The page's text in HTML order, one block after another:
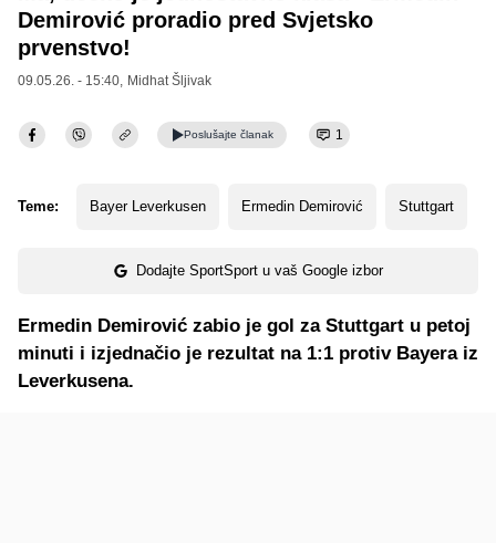
Demirović proradio pred Svjetsko
prvenstvo!
09.05.26. - 15:40, Midhat Šljivak
Poslušajte članak 1
Teme: Bayer Leverkusen Ermedin Demirović Stuttgart
Dodajte SportSport u vaš Google izbor
Ermedin Demirović zabio je gol za Stuttgart u petoj
minuti i izjednačio je rezultat na 1:1 protiv Bayera iz
Leverkusena.